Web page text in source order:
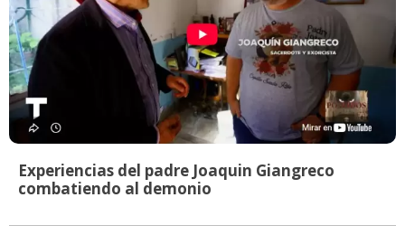
Experiencias del padre Joaquin Giangreco
combatiendo al demonio